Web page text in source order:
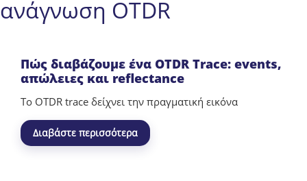
ανάγνωση OTDR
Πώς διαβάζουμε ένα OTDR Trace: events,
απώλειες και reflectance
Το OTDR trace δείχνει την πραγματική εικόνα
Διαβάστε περισσότερα